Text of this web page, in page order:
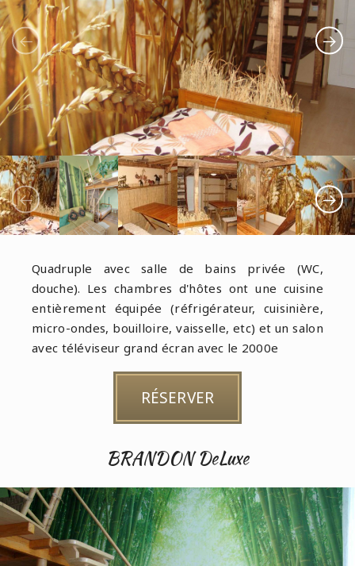
Quadruple avec salle de bains privée (WC,
douche). Les chambres d'hôtes ont une cuisine
entièrement équipée (réfrigérateur, cuisinière,
micro-ondes, bouilloire, vaisselle, etc) et un salon
avec téléviseur grand écran avec le 2000e
RÉSERVER
BRANDON DeLuxe